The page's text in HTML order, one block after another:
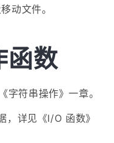
动文件。
函数
字符串操作》一章。
详见《I/O 函数》